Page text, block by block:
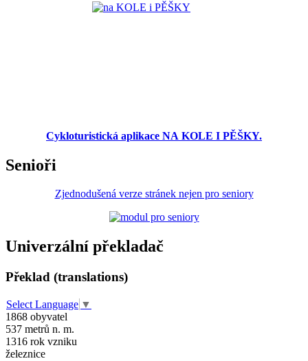
Cykloturistická aplikace NA KOLE I PĚŠKY.
Senioři
Zjednodušená verze stránek nejen pro seniory
Univerzální překladač
Překlad (translations)
Select Language ▼
1868 obyvatel
537 metrů n. m.
1316 rok vzniku
železnice